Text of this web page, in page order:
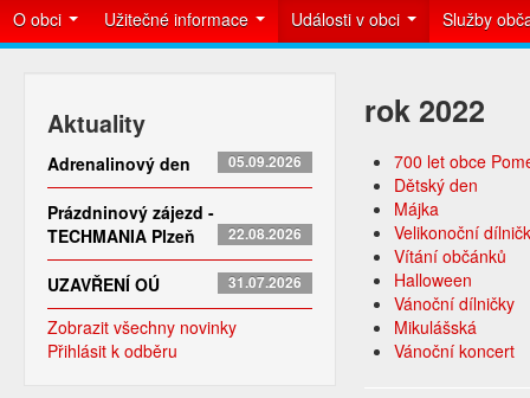
O obci Užitečné informace Události v obci Služby
Aktuality
Adrenalinový den 05.09.2026
Prázdninový zájezd -
TECHMANIA Plzeň
22.08.2026
UZAVŘENÍ OÚ 31.07.2026
Zobrazit všechny novinky
Přihlásit k odběru
rok 2022
700 let obce
Dětský den
Májka
Velikonoční
Vítání občánků
Halloween
Vánoční dílničky
Mikulášská
Vánoční koncert